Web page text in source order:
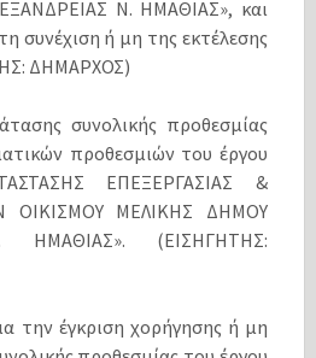
Ν. ΗΜΑΘΙΑΣ», και
συνέχιση ή μη της εκτέλεσης
ΔΗΜΑΡΧΟΣ)
συνολικής προθεσμίας
προθεσμιών του έργου
ΕΠΕΞΕΡΓΑΣΙΑΣ &
ΟΙΚΙΣΜΟΥ ΜΕΛΙΚΗΣ ΔΗΜΟΥ
ΗΜΑΘΙΑΣ». (ΕΙΣΗΓΗΤΗΣ:
την έγκριση χορήγησης ή μη